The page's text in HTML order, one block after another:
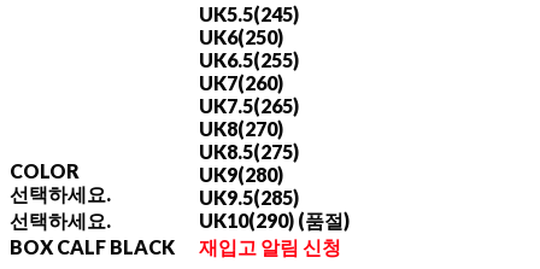
COLOR
선택하세요.
선택하세요.
BOX CALF BLACK
UK5.5(245)
UK6(250)
UK6.5(255)
UK7(260)
UK7.5(265)
UK8(270)
UK8.5(275)
UK9(280)
UK9.5(285)
UK10(290) (품절)
재입고 알림 신청